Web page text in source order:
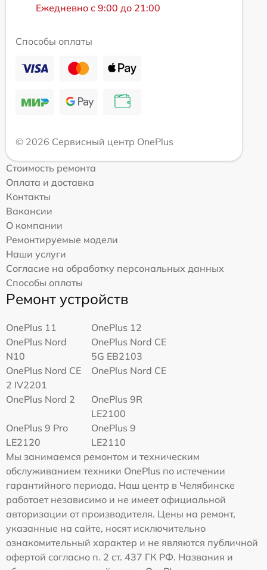
Ежедневно с 9:00 до 21:00
Способы оплаты
© 2026 Сервисный центр OnePlus
Стоимость ремонта
Оплата и доставка
Контакты
Вакансии
О компании
Ремонтируемые модели
Наши услуги
Согласие на обработку персональных данных
Способы оплаты
Ремонт устройств
OnePlus 11
OnePlus 12
OnePlus Nord
N10
OnePlus Nord CE
5G EB2103
OnePlus Nord CE
2 IV2201
OnePlus Nord CE
OnePlus Nord 2
OnePlus 9R
LE2100
OnePlus 9 Pro
LE2120
OnePlus 9
LE2110
Мы занимаемся ремонтом и техническим
обслуживанием техники OnePlus по истечении
гарантийного периода. Наш центр в Челябинске
работает независимо и не имеет официальной
авторизации от производителя. Цены на ремонт,
указанные на сайте, носят исключительно
ознакомительный характер и не являются публичной
офертой согласно п. 2 ст. 437 ГК РФ. Названия и